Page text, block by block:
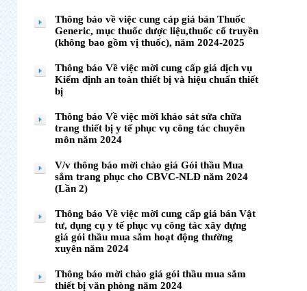
Thông báo về việc cung cáp giá bán Thuốc
Generic, mục thuốc dược liệu,thuốc cổ truyền
(không bao gồm vị thuốc), năm 2024-2025
Thông báo Về việc mời cung cấp giá dịch vụ
Kiểm định an toàn thiết bị và hiệu chuẩn thiết
bị
Thông báo Về việc mời khảo sát sửa chữa
trang thiết bị y tế phục vụ công tác chuyên
môn năm 2024
V/v thông báo mời chào giá Gói thầu Mua
sắm trang phục cho CBVC-NLĐ năm 2024
(Lần 2)
Thông báo Về việc mời cung cấp giá bán Vật
tư, dụng cụ y tế phục vụ công tác xây dựng
giá gói thầu mua sắm hoạt động thường
xuyên năm 2024
Thông báo mời chào giá gói thầu mua sắm
thiết bị văn phòng năm 2024